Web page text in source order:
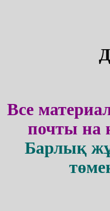
Все
почты на
Барлық